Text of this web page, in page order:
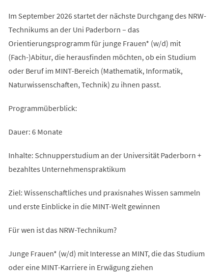
Im September 2026 startet der nächste Durchgang des NRW-
Technikums an der Uni Paderborn – das
Orientierungsprogramm für junge Frauen* (w/d) mit
(Fach-)Abitur, die herausfinden möchten, ob ein Studium
oder Beruf im MINT-Bereich (Mathematik, Informatik,
Naturwissenschaften, Technik) zu ihnen passt.
Programmüberblick:
Dauer: 6 Monate
Inhalte: Schnupperstudium an der Universität Paderborn +
bezahltes Unternehmenspraktikum
Ziel: Wissenschaftliches und praxisnahes Wissen sammeln
und erste Einblicke in die MINT-Welt gewinnen
Für wen ist das NRW-Technikum?
Junge Frauen* (w/d) mit Interesse an MINT, die das Studium
oder eine MINT-Karriere in Erwägung ziehen